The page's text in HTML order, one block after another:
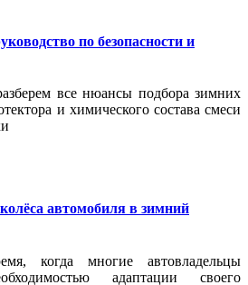
по безопасности и
все нюансы подбора зимних
и химического состава смеси
автомобиля в зимний
когда многие автовладельцы
адаптации своего